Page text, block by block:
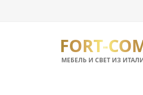
FORT-
МЕБЕЛЬ И СВЕТ ИЗ